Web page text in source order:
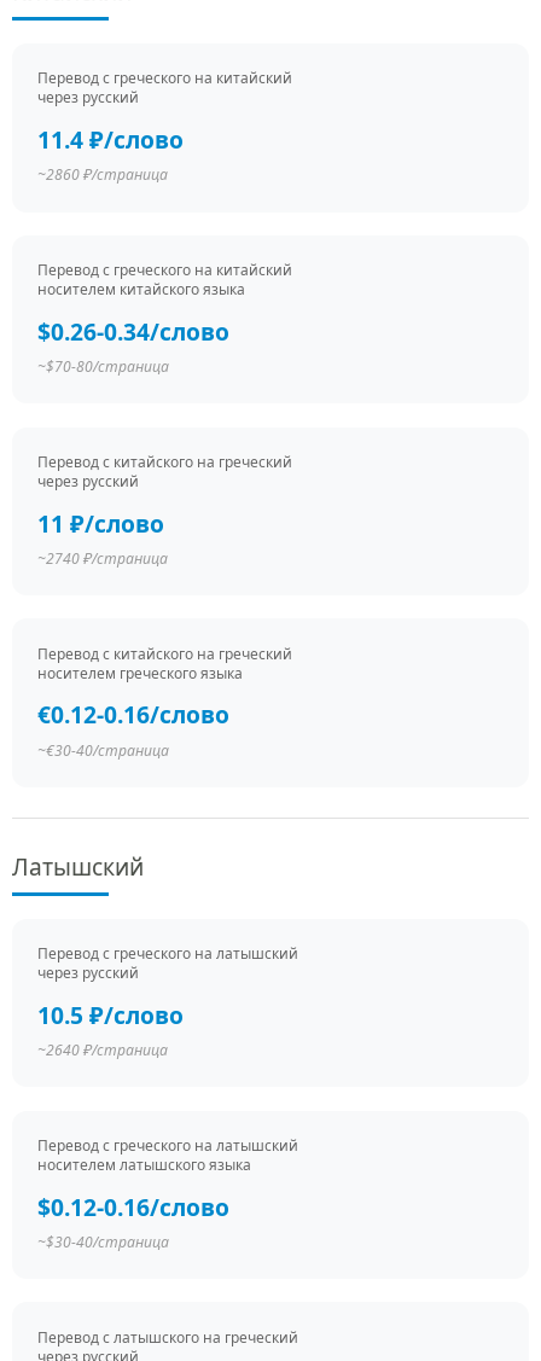
Перевод c греческого на китайский
через русский
11.4 ₽/слово
~2860 ₽/страница
Перевод c греческого на китайский
носителем китайского языка
$0.26-0.34/слово
~$70-80/страница
Перевод c китайского на греческий
через русский
11 ₽/слово
~2740 ₽/страница
Перевод c китайского на греческий
носителем греческого языка
€0.12-0.16/слово
~€30-40/страница
Латышский
Перевод c греческого на латышский
через русский
10.5 ₽/слово
~2640 ₽/страница
Перевод c греческого на латышский
носителем латышского языка
$0.12-0.16/слово
~$30-40/страница
Перевод c латышского на греческий
через русский